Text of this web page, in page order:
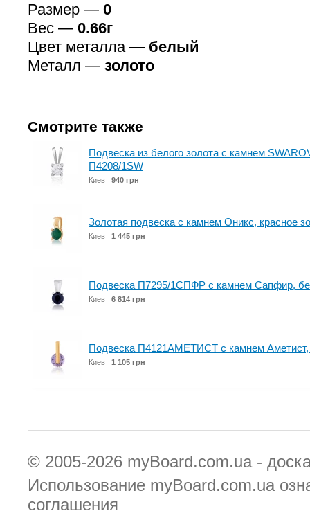
Размер — 0
Вес — 0.66г
Цвет металла — белый
Металл — золото
Смотрите также
Подвеска из белого золота с камнем
П4208/1SW
Киев 940 грн
Золотая подвеска с камнем Оникс,
Киев 1 445 грн
Подвеска П7295/1СПФР с камнем Сапфир,
Киев 6 814 грн
Подвеска П4121АМЕТИСТ с камнем Аметист,
Киев 1 105 грн
© 2005-2026 myBoard.com.ua -
Использование myBoard.com.ua
соглашения